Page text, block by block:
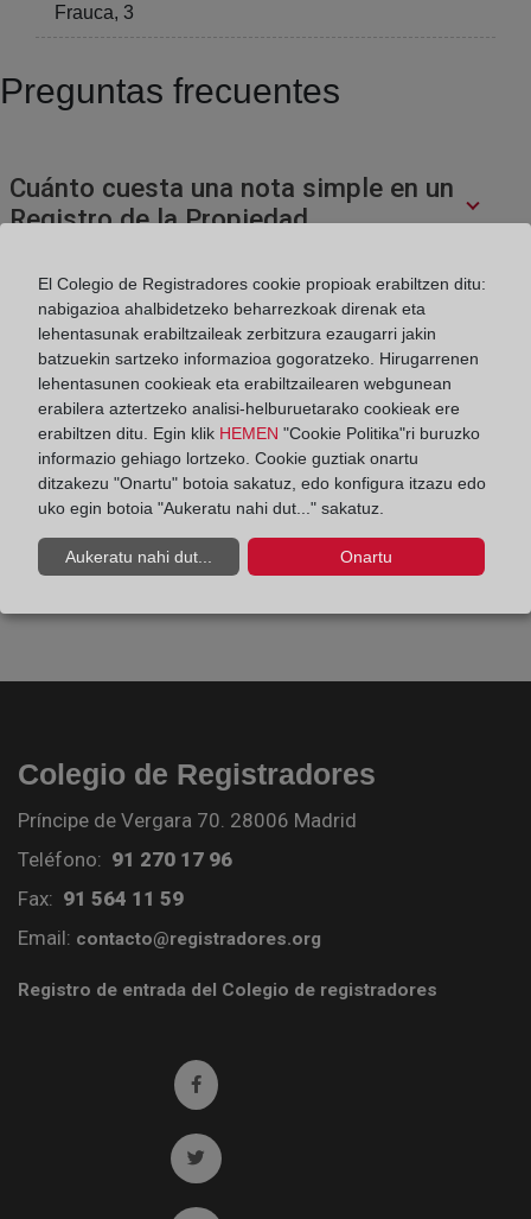
Frauca, 3
Preguntas frecuentes
Cuánto cuesta una nota simple en un
Registro de la Propiedad
Donde pedir una nota simple
¿Cuál es el contenido de una nota simple
o una certificación?
¿Cómo se inscribe una cancelación de
hipoteca?
Colegio de Registradores
Príncipe de Vergara 70. 28006 Madrid
Teléfono: 91 270 17 96
Fax: 91 564 11 59
Email: contacto@registradores.org
Registro de entrada del Colegio de registradores
Ir a facebook (abre en ventana nueva)
Ir a twitter (abre en ventana nueva)
El Colegio de Registradores cookie propioak erabiltzen ditu:
nabigazioa ahalbidetzeko beharrezkoak direnak eta
lehentasunak erabiltzaileak zerbitzura ezaugarri jakin
batzuekin sartzeko informazioa gogoratzeko. Hirugarrenen
lehentasunen cookieak eta erabiltzailearen webgunean
erabilera aztertzeko analisi-helburuetarako cookieak ere
erabiltzen ditu. Egin klik HEMEN "Cookie Politika"ri buruzko
informazio gehiago lortzeko. Cookie guztiak onartu
ditzakezu "Onartu" botoia sakatuz, edo konfigura itzazu edo
uko egin botoia "Aukeratu nahi dut..." sakatuz.
Aukeratu nahi dut... Onartu